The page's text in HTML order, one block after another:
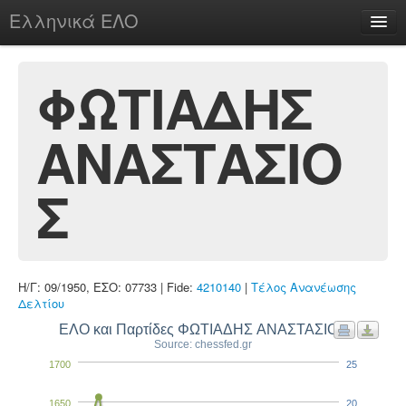
Ελληνικά ΕΛΟ
chesstu.be @ discord
Login
ΦΩΤΙΑΔΗΣ
ΑΝΑΣΤΑΣΙΟ
Σ
Η/Γ: 09/1950, ΕΣΟ: 07733 | Fide: 4210140 | Τέλος Ανανέωσης
Δελτίου
ΕΛΟ και Παρτίδες ΦΩΤΙΑΔΗΣ ΑΝΑΣΤΑΣΙΟΣ
Source: chessfed.gr
1650
1700
20
25